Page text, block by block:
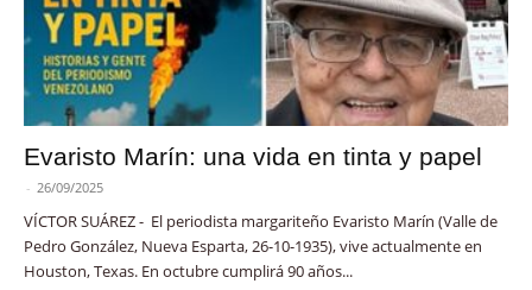
Evaristo Marín: una vida en tinta y papel
- 26/09/2025
VÍCTOR SUÁREZ - El periodista margariteño Evaristo Marín (Valle de
Pedro González, Nueva Esparta, 26-10-1935), vive actualmente en
Houston, Texas. En octubre cumplirá 90 años...